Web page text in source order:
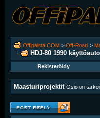
Offipalsta.COM > Off-Road >
HDJ-80 1990
Rekisteröidy
Maasturiprojektit Osio on